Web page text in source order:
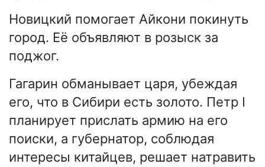
Новицкий помогает Айкони покинуть
город. Её объявляют в розыск за
поджог.
Гагарин обманывает царя, убеждая
его, что в Сибири есть золото. Петр I
планирует прислать армию на его
поиски, а губернатор, соблюдая
интересы китайцев, решает натравить